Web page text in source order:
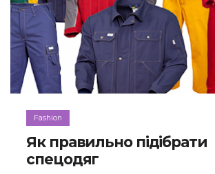
Fashion
Як правильно підібрати
спецодяг